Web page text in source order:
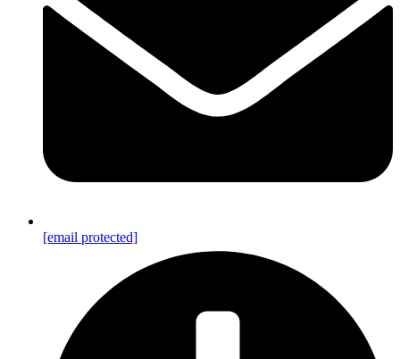
[email protected]